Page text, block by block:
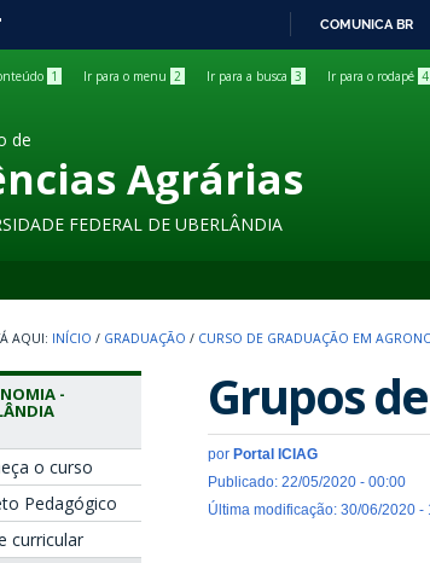
COMUNICA BR
1 Ir para o menu 2 Ir para a busca 3 Ir para o rodapé 4
de
Agrárias
FEDERAL DE UBERLÂNDIA
INÍCIO / GRADUAÇÃO / CURSO DE GRADUAÇÃO EM
-
o curso
Pedagógico
curricular
Grupos
por Portal ICIAG
Publicado: 22/05/2020 - 00:00
Última modificação: 30/06/2020 -